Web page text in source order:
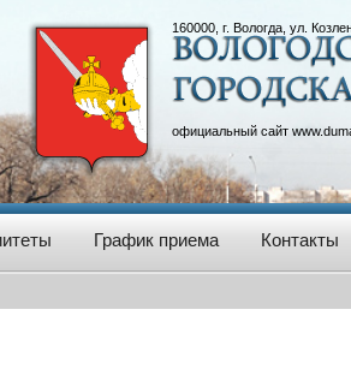
160000, г. Вологда, ул.
официальный сайт
График приема Контакты